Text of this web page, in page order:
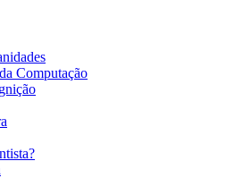
Computação